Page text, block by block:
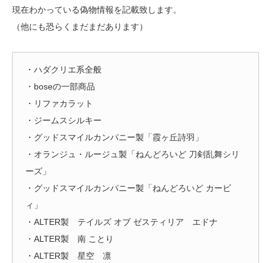
現在わかっている偽物情報を記載致します。
（他にも恐らくまだまだあります）
・ハダクリエ系全般
・boseの一部商品
・リファカラット
・ジームスシルキー
・グッドスマイルカンパニー製「霞ヶ丘詩羽」
・オランジュ・ルージュ製「ねんどろいど 刀剣乱舞シリ
ーズ」
・グッドスマイルカンパニー製「ねんどろいど カービ
ィ」
・ALTER製 テイルズ オブ ゼスティリア エドナ
・ALTER製 南 ことり
・ALTER製 星空 凛